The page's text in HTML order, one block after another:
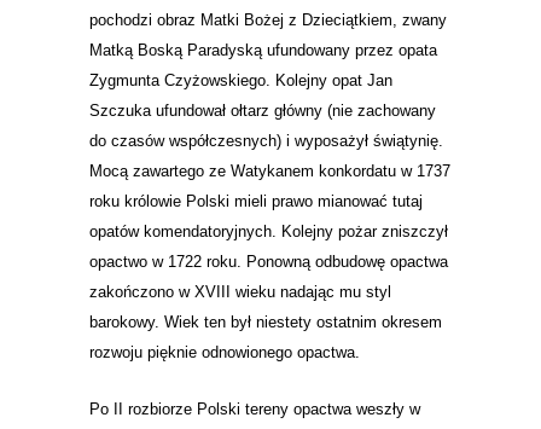
pochodzi obraz Matki Bożej z Dzieciątkiem, zwany
Matką Boską Paradyską ufundowany przez opata
Zygmunta Czyżowskiego. Kolejny opat Jan
Szczuka ufundował ołtarz główny (nie zachowany
do czasów współczesnych) i wyposażył świątynię.
Mocą zawartego ze Watykanem konkordatu w 1737
roku królowie Polski mieli prawo mianować tutaj
opatów komendatoryjnych. Kolejny pożar zniszczył
opactwo w 1722 roku. Ponowną odbudowę opactwa
zakończono w XVIII wieku nadając mu styl
barokowy. Wiek ten był niestety ostatnim okresem
rozwoju pięknie odnowionego opactwa.
Po II rozbiorze Polski tereny opactwa weszły w